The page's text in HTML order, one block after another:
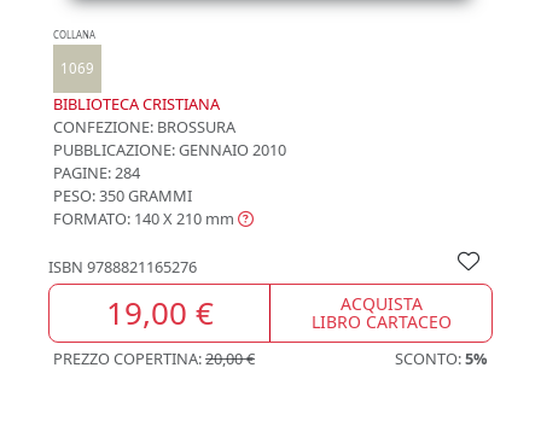
COLLANA
1069
BIBLIOTECA CRISTIANA
CONFEZIONE: BROSSURA
PUBBLICAZIONE:GENNAIO 2010
PAGINE: 284
PESO: 350 GRAMMI
FORMATO: 140 X 210 mm
ISBN 9788821165276
19,00 € ACQUISTA
LIBRO CARTACEO
PREZZO COPERTINA:20,00 € SCONTO:5%